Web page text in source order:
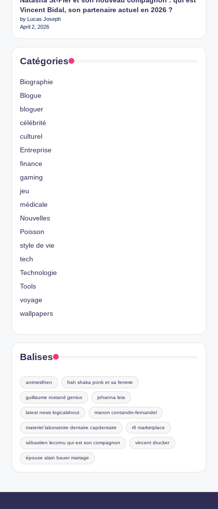
Vincent Bidal, son partenaire actuel en 2026 ?
by Lucas Joseph
April 2, 2026
Catégories
Biographie
Blogue
bloguer
célébrité
culturel
Entreprise
finance
gaming
jeu
médicale
Nouvelles
Poisson
style de vie
tech
Technologie
Tools
voyage
wallpapers
Balises
animeidhen frah shaka ponk et sa femme
guillaume rostand genius johanna leia
latest news logicalshout manon contandin-fernandel
materiel laboratoire dentaire capdentaire r6 marketplace
sébastien lecornu qui est son compagnon vincent drucker
épouse alain bauer mariage